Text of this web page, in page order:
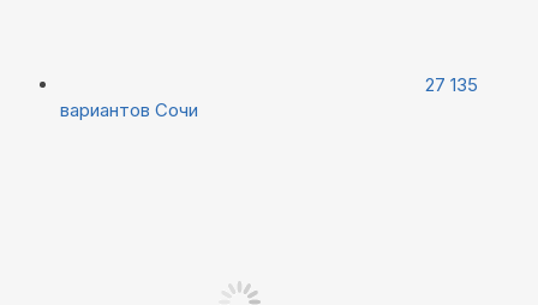
27 135
вариантов Сочи